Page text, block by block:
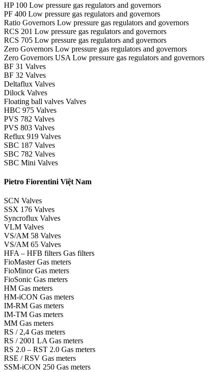
HP 100 Low pressure gas regulators and governors
PF 400 Low pressure gas regulators and governors
Ratio Governors Low pressure gas regulators and governors
RCS 201 Low pressure gas regulators and governors
RCS 705 Low pressure gas regulators and governors
Zero Governors Low pressure gas regulators and governors
Zero Governors USA Low pressure gas regulators and governors
BF 31 Valves
BF 32 Valves
Deltaflux Valves
Dilock Valves
Floating ball valves Valves
HBC 975 Valves
PVS 782 Valves
PVS 803 Valves
Reflux 919 Valves
SBC 187 Valves
SBC 782 Valves
SBC Mini Valves
Pietro Fiorentini Việt Nam
SCN Valves
SSX 176 Valves
Syncroflux Valves
VLM Valves
VS/AM 58 Valves
VS/AM 65 Valves
HFA – HFB filters Gas filters
FioMaster Gas meters
FioMinor Gas meters
FioSonic Gas meters
HM Gas meters
HM-iCON Gas meters
IM-RM Gas meters
IM-TM Gas meters
MM Gas meters
RS / 2,4 Gas meters
RS / 2001 LA Gas meters
RS 2.0 – RST 2.0 Gas meters
RSE / RSV Gas meters
SSM-iCON 250 Gas meters